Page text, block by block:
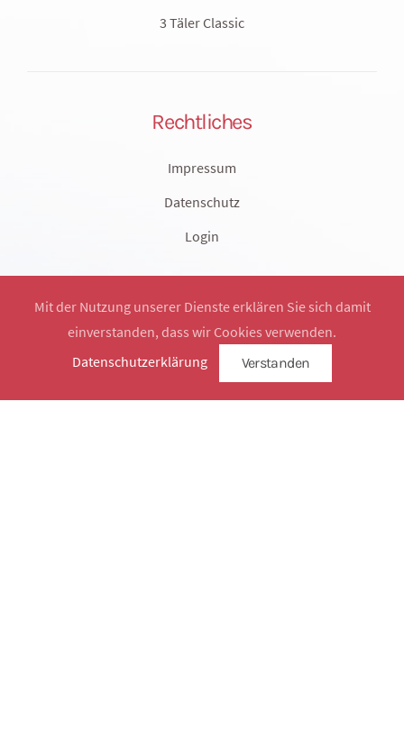
3 Täler Classic
Rechtliches
Impressum
Datenschutz
Login
Mit der Nutzung unserer Dienste erklären Sie sich damit
einverstanden, dass wir Cookies verwenden.
Datenschutzerklärung
Verstanden